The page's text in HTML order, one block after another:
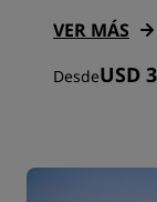
VER MÁS
DesdeUSD